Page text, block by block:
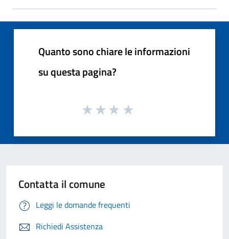
Quanto sono chiare le informazioni
su questa pagina?
Contatta il comune
Leggi le domande frequenti
Richiedi Assistenza